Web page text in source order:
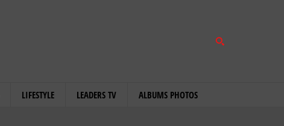
LIFESTYLE LEADERS TV ALBUMS PHOTOS